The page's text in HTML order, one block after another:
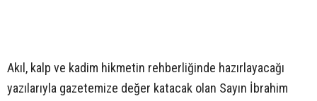
Akıl, kalp ve kadim hikmetin rehberliğinde hazırlayacağı
yazılarıyla gazetemize değer katacak olan Sayın İbrahim